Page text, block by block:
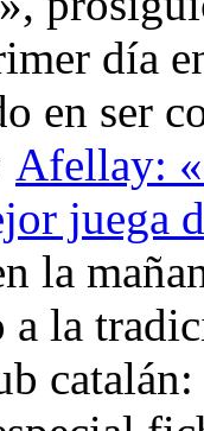
día
en ser
Afellay:
juega
la
a la